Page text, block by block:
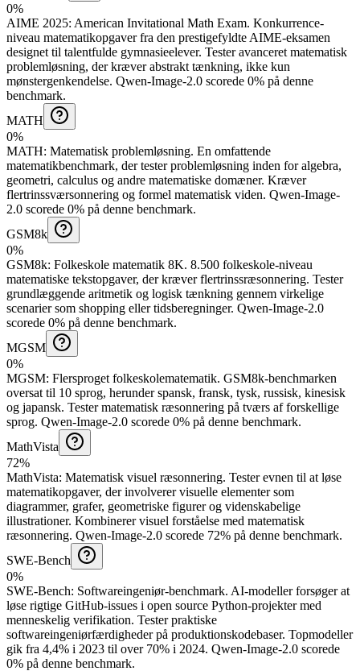
0%
AIME 2025: American Invitational Math Exam. Konkurrence-
niveau matematikopgaver fra den prestigefyldte AIME-eksamen
designet til talentfulde gymnasieelever. Tester avanceret matematisk
problemløsning, der kræver abstrakt tænkning, ikke kun
mønstergenkendelse. Qwen-Image-2.0 scorede 0% på denne
benchmark.
MATH
0%
MATH: Matematisk problemløsning. En omfattende
matematikbenchmark, der tester problemløsning inden for algebra,
geometri, calculus og andre matematiske domæner. Kræver
flertrinssværsonnering og formel matematisk viden. Qwen-Image-
2.0 scorede 0% på denne benchmark.
GSM8k
0%
GSM8k: Folkeskole matematik 8K. 8.500 folkeskole-niveau
matematiske tekstopgaver, der kræver flertrinssræsonnering. Tester
grundlæggende aritmetik og logisk tænkning gennem virkelige
scenarier som shopping eller tidsberegninger. Qwen-Image-2.0
scorede 0% på denne benchmark.
MGSM
0%
MGSM: Flersproget folkeskolematematik. GSM8k-benchmarken
oversat til 10 sprog, herunder spansk, fransk, tysk, russisk, kinesisk
og japansk. Tester matematisk ræsonnering på tværs af forskellige
sprog. Qwen-Image-2.0 scorede 0% på denne benchmark.
MathVista
72%
MathVista: Matematisk visuel ræsonnering. Tester evnen til at løse
matematikopgaver, der involverer visuelle elementer som
diagrammer, grafer, geometriske figurer og videnskabelige
illustrationer. Kombinerer visuel forståelse med matematisk
ræsonnering. Qwen-Image-2.0 scorede 72% på denne benchmark.
SWE-Bench
0%
SWE-Bench: Softwareingeniør-benchmark. AI-modeller forsøger at
løse rigtige GitHub-issues i open source Python-projekter med
menneskelig verifikation. Tester praktiske
softwareingeniørfærdigheder på produktionskodebaser. Topmodeller
gik fra 4,4% i 2023 til over 70% i 2024. Qwen-Image-2.0 scorede
0% på denne benchmark.